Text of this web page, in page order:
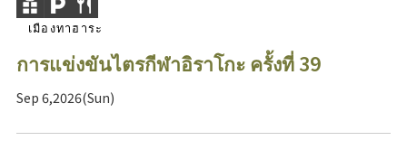
เมืองทาฮาระ
การแข่งขันไตรกีฬาอิราโกะ ครั้งที่ 39
Sep 6,2026(Sun)